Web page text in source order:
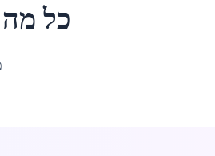
כל